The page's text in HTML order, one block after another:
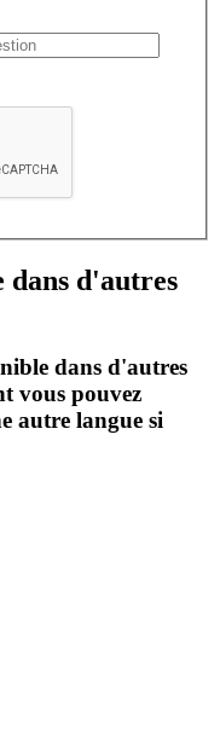
d'autres
dans d'autres
vous pouvez
autre langue si